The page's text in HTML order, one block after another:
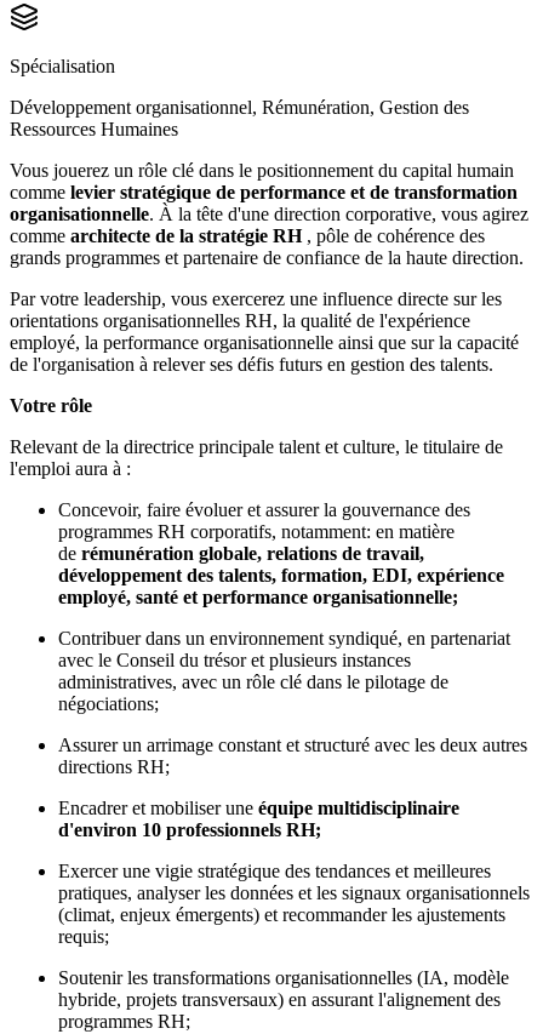
Spécialisation
Développement organisationnel, Rémunération, Gestion des
Ressources Humaines
Vous jouerez un rôle clé dans le positionnement du capital humain
comme levier stratégique de performance et de transformation
organisationnelle. À la tête d'une direction corporative, vous agirez
comme architecte de la stratégie RH, pôle de cohérence des
grands programmes et partenaire de confiance de la haute direction.
Par votre leadership, vous exercerez une influence directe sur les
orientations organisationnelles RH, la qualité de l'expérience
employé, la performance organisationnelle ainsi que sur la capacité
de l'organisation à relever ses défis futurs en gestion des talents.
Votre rôle
Relevant de la directrice principale talent et culture, le titulaire de
l'emploi aura à :
Concevoir, faire évoluer et assurer la gouvernance des
programmes RH corporatifs, notamment: en matière
de rémunération globale, relations de travail,
développement des talents, formation, EDI, expérience
employé, santé et performance organisationnelle;
Contribuer dans un environnement syndiqué, en partenariat
avec le Conseil du trésor et plusieurs instances
administratives, avec un rôle clé dans le pilotage de
négociations;
Assurer un arrimage constant et structuré avec les deux autres
directions RH;
Encadrer et mobiliser une équipe multidisciplinaire
d'environ 10 professionnels RH;
Exercer une vigie stratégique des tendances et meilleures
pratiques, analyser les données et les signaux organisationnels
(climat, enjeux émergents) et recommander les ajustements
requis;
Soutenir les transformations organisationnelles (IA, modèle
hybride, projets transversaux) en assurant l'alignement des
programmes RH;